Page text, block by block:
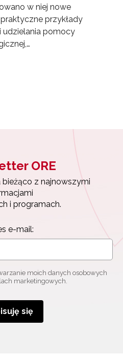
w niej nowe
przykłady
udzielania pomocy
ORE
bieżąco z najnowszymi
i programach.
e-mail:
moich danych osobowych
marketingowych.
się
z najnowszymi
moich danych
marketingowych.